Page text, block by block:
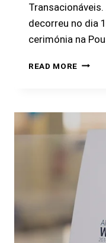
decorreu no dia
cerimónia na
READ MORE